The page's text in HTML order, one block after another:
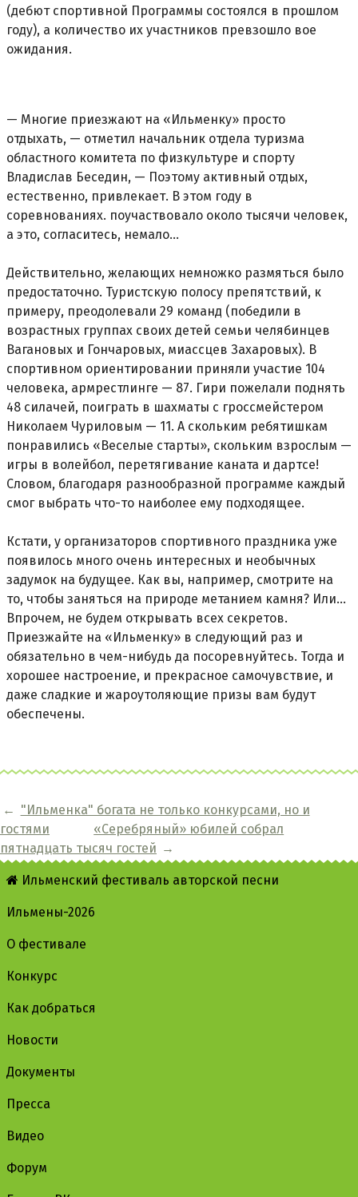
(дебют спортивной Программы состоялся в прошлом
году), а количество их участников превзошло вое
ожидания.
— Многие приезжают на «Ильменку» просто
отдыхать, — отметил начальник отдела туризма
областного комитета по физкультуре и спорту
Владислав Беседин, — Поэтому активный отдых,
естественно, привлекает. В этом году в
соревнованиях. поучаствовало около тысячи человек,
а это, согласитесь, немало...
Действительно, желающих немножко размяться было
предостаточно. Туристскую полосу препятствий, к
примеру, преодолевали 29 команд (победили в
возрастных группах своих детей семьи челябинцев
Вагановых и Гончаровых, миассцев Захаровых). В
спортивном ориентировании приняли участие 104
человека, армрестлинге — 87. Гири пожелали поднять
48 силачей, поиграть в шахматы с гроссмейстером
Николаем Чуриловым — 11. А скольким ребятишкам
понравились «Веселые старты», скольким взрослым —
игры в волейбол, перетягивание каната и дартсе!
Словом, благодаря разнообразной программе каждый
смог выбрать что-то наиболее ему подходящее.
Кстати, у организаторов спортивного праздника уже
появилось много очень интересных и необычных
задумок на будущее. Как вы, например, смотрите на
то, чтобы заняться на природе метанием камня? Или...
Впрочем, не будем открывать всех секретов.
Приезжайте на «Ильменку» в следующий раз и
обязательно в чем-нибудь да посоревнуйтесь. Тогда и
хорошее настроение, и прекрасное самочувствие, и
даже сладкие и жароутоляющие призы вам будут
обеспечены.
← "Ильменка" богата не только конкурсами, но и
гостями
«Серебряный» юбилей собрал
пятнадцать тысяч гостей →
Ильменский фестиваль авторской песни
Ильмены-2026
О фестивале
Конкурс
Как добраться
Новости
Документы
Пресса
Видео
Форум